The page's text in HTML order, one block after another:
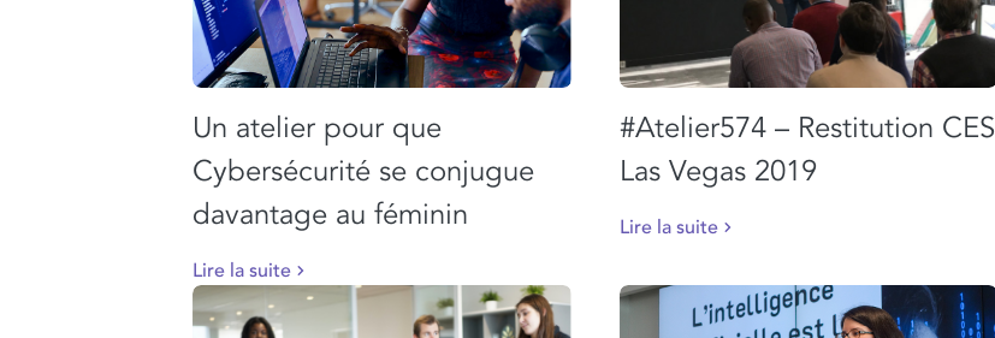
Un atelier pour que
Cybersécurité se conjugue
davantage au féminin
Lire la suite
#Atelier574 – Restitution CES
Las Vegas 2019
Lire la suite